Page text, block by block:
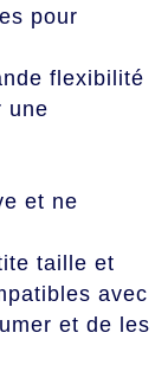
pour
flexibilité
une
et ne
taille et
avec
et de les